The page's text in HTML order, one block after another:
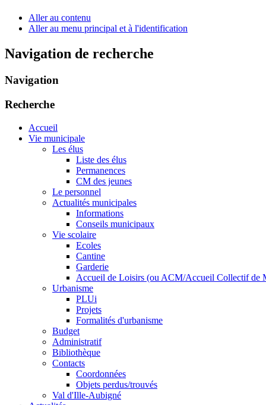
Aller au contenu
Aller au menu principal et à l'identification
Navigation de recherche
Navigation
Recherche
Accueil
Vie municipale
Les élus
Liste des élus
Permanences
CM des jeunes
Le personnel
Actualités municipales
Informations
Conseils municipaux
Vie scolaire
Ecoles
Cantine
Garderie
Accueil de Loisirs (ou ACM/Accueil Collectif de
Urbanisme
PLUi
Projets
Formalités d'urbanisme
Budget
Administratif
Bibliothèque
Contacts
Coordonnées
Objets perdus/trouvés
Val d'Ille-Aubigné